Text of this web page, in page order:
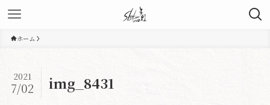
ホーム
img_8431
2021
7/02